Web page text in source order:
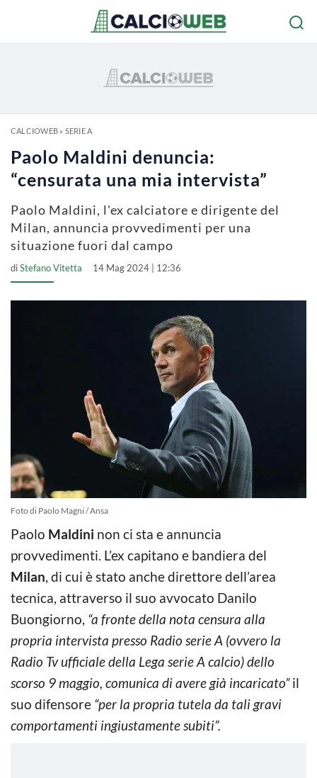
CALCIOWEB» SERIE A
Paolo Maldini denuncia:
“censurata una mia intervista”
Paolo Maldini, l'ex calciatore e dirigente del
Milan, annuncia provvedimenti per una
situazione fuori dal campo
diStefano Vitetta 14 Mag 2024 | 12:36
Foto di Paolo Magni / Ansa
Paolo Maldini non ci sta e annuncia
provvedimenti. L’ex capitano e bandiera del
Milan, di cui è stato anche direttore dell’area
tecnica, attraverso il suo avvocato Danilo
Buongiorno, “a fronte della nota censura alla
propria intervista presso Radio serie A (ovvero la
Radio Tv ufficiale della Lega serie A calcio) dello
scorso 9 maggio, comunica di avere già incaricato”il
suo difensore “per la propria tutela da tali gravi
comportamenti ingiustamente subiti”.